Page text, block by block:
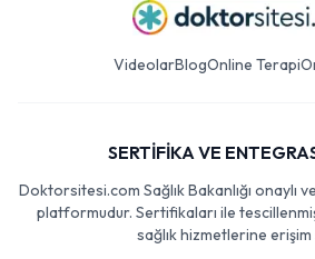
VideolarBlogOnline Terapi
SERTİFİKA VE
Doktorsitesi.com Sağlık Bakanlığı onaylı
platformudur. Sertifikaları ile
sağlık hizmetlerine